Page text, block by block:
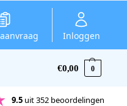
Inloggen
€0,00 0
9.5 uit 352 beoordelingen